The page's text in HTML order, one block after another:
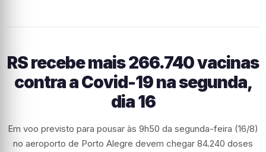
RS recebe mais 266.740 vacinas
contra a Covid-19 na segunda,
dia 16
Em voo previsto para pousar às 9h50 da segunda-feira (16/8)
no aeroporto de Porto Alegre devem chegar 84.240 doses